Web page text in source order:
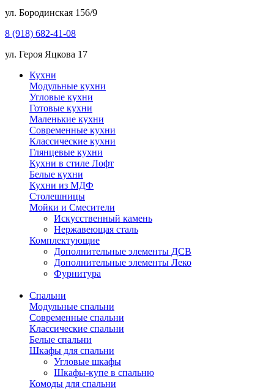
ул. Бородинская 156/9
8 (918) 682-41-08
ул. Героя Яцкова 17
Кухни
Модульные кухни
Угловые кухни
Готовые кухни
Маленькие кухни
Современные кухни
Классические кухни
Глянцевые кухни
Кухни в стиле Лофт
Белые кухни
Кухни из МДФ
Столешницы
Мойки и Смесители
Искусственный камень
Нержавеющая сталь
Комплектующие
Дополнительные элементы ДСВ
Дополнительные элементы Леко
Фурнитура
Спальни
Модульные спальни
Современные спальни
Классические спальни
Белые спальни
Шкафы для спальни
Угловые шкафы
Шкафы-купе в спальню
Комоды для спальни